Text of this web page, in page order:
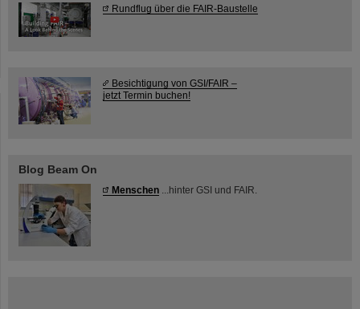
Rundflug über die FAIR-Baustelle
Besichtigung von GSI/FAIR –
jetzt Termin buchen!
Blog Beam On
Menschen ...hinter GSI und FAIR.